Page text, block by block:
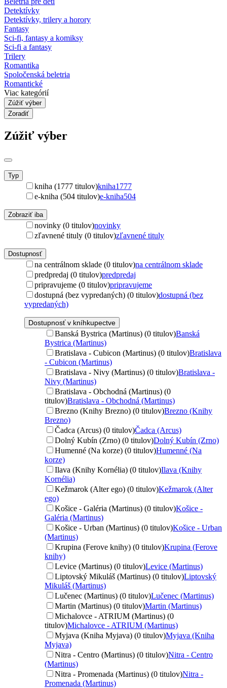
Detektívky
Detektívky, trilery a horory
Fantasy
Sci-fi, fantasy a komiksy
Sci-fi a fantasy
Trilery
Romantika
Spoločenská beletria
Romantické
Viac kategórií
Zúžiť výber
Zoradiť
Zúžiť výber
Typ
kniha (1777 titulov)kniha1777
e-kniha (504 titulov)e-kniha504
Zobraziť iba
novinky (0 titulov)novinky
zľavnené tituly (0 titulov)zľavnené tituly
Dostupnosť
na centrálnom sklade (0 titulov)na centrálnom sklade
predpredaj (0 titulov)predpredaj
pripravujeme (0 titulov)pripravujeme
dostupná (bez vypredaných) (0 titulov)dostupná (bez
vypredaných)
Dostupnosť v kníhkupectve
Banská Bystrica (Martinus) (0 titulov)Banská
Bystrica (Martinus)
Bratislava - Cubicon (Martinus) (0 titulov)Bratislava
- Cubicon (Martinus)
Bratislava - Nivy (Martinus) (0 titulov)Bratislava -
Nivy (Martinus)
Bratislava - Obchodná (Martinus) (0
titulov)Bratislava - Obchodná (Martinus)
Brezno (Knihy Brezno) (0 titulov)Brezno (Knihy
Brezno)
Čadca (Arcus) (0 titulov)Čadca (Arcus)
Dolný Kubín (Zrno) (0 titulov)Dolný Kubín (Zrno)
Humenné (Na korze) (0 titulov)Humenné (Na
korze)
Ilava (Knihy Kornélia) (0 titulov)Ilava (Knihy
Kornélia)
Kežmarok (Alter ego) (0 titulov)Kežmarok (Alter
ego)
Košice - Galéria (Martinus) (0 titulov)Košice -
Galéria (Martinus)
Košice - Urban (Martinus) (0 titulov)Košice - Urban
(Martinus)
Krupina (Ferove knihy) (0 titulov)Krupina (Ferove
knihy)
Levice (Martinus) (0 titulov)Levice (Martinus)
Liptovský Mikuláš (Martinus) (0 titulov)Liptovský
Mikuláš (Martinus)
Lučenec (Martinus) (0 titulov)Lučenec (Martinus)
Martin (Martinus) (0 titulov)Martin (Martinus)
Michalovce - ATRIUM (Martinus) (0
titulov)Michalovce - ATRIUM (Martinus)
Myjava (Kniha Myjava) (0 titulov)Myjava (Kniha
Myjava)
Nitra - Centro (Martinus) (0 titulov)Nitra - Centro
(Martinus)
Nitra - Promenada (Martinus) (0 titulov)Nitra -
Promenada (Martinus)